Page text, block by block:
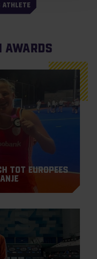
ATHLETE
tot Europees